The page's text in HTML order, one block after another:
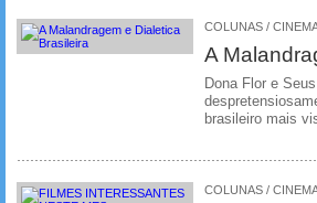
COLUNAS /
A
Dona Flor e
brasileiro mais
COLUNAS /